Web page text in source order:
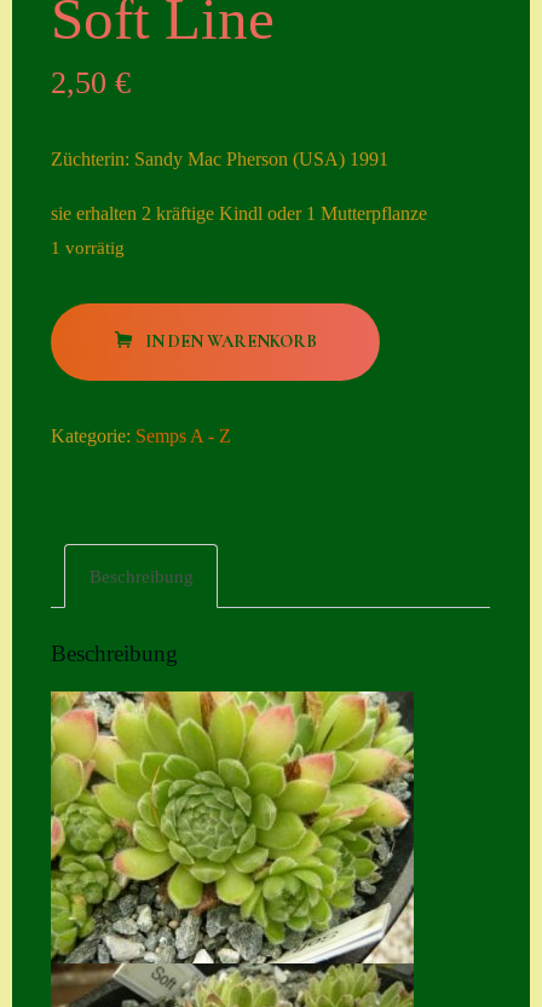
Geschäftsbedingu
ngen
Datenschutzerklä
rung
Kasse
Kontakt
Mein Konto
Naturformen
S. x nixonii
Semps die ich
suche
Soft Line
2,50€
Züchterin: Sandy Mac Pherson (USA) 1991
sie erhalten 2 kräftige Kindl oder 1 Mutterpflanze
1 vorrätig
Soft
Line
IN DEN WARENKORB
Kategorie: Semps A - Z
Beschreibung
Beschreibung